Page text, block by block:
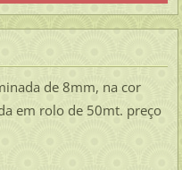
de 8mm, na cor
em rolo de 50mt. preço